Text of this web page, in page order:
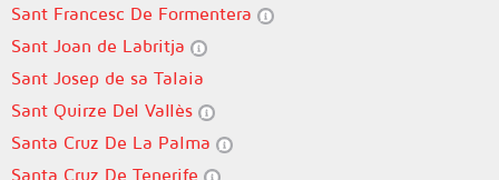
Sant Francesc De Formentera
Sant Joan de Labritja
Sant Josep de sa Talaia
Sant Quirze Del Vallès
Santa Cruz De La Palma
Santa Cruz De Tenerife